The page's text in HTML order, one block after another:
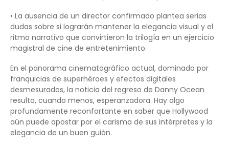
• La ausencia de un director confirmado plantea serias
dudas sobre si lograrán mantener la elegancia visual y el
ritmo narrativo que convirtieron la trilogía en un ejercicio
magistral de cine de entretenimiento.
En el panorama cinematográfico actual, dominado por
franquicias de superhéroes y efectos digitales
desmesurados, la noticia del regreso de Danny Ocean
resulta, cuando menos, esperanzadora. Hay algo
profundamente reconfortante en saber que Hollywood
aún puede apostar por el carisma de sus intérpretes y la
elegancia de un buen guión.